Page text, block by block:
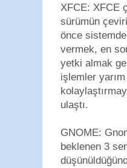
XFCE: XFCE
sürümün
önce
vermek, en
yetki almak
işlemler
ulaştı.
GNOME:
beklenen 3